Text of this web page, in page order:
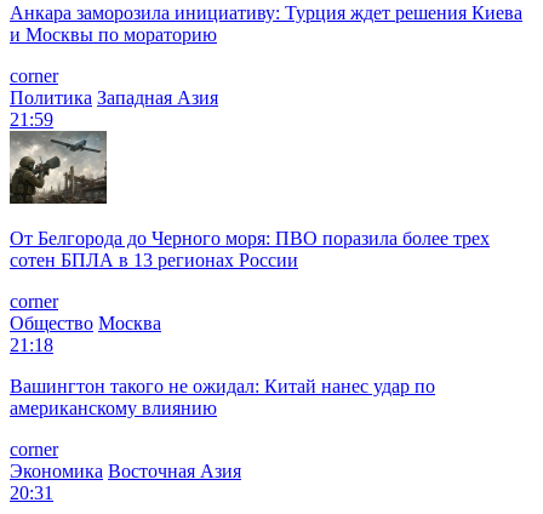
Анкара заморозила инициативу: Турция ждет решения Киева
и Москвы по мораторию
corner
Политика Западная Азия
21:59
От Белгорода до Черного моря: ПВО поразила более трех
сотен БПЛА в 13 регионах России
corner
Общество Москва
21:18
Вашингтон такого не ожидал: Китай нанес удар по
американскому влиянию
corner
Экономика Восточная Азия
20:31